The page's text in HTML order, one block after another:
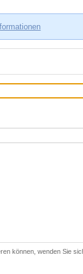
können, wenden Sie